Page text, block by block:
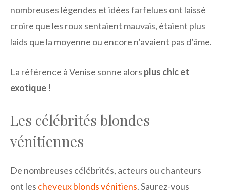
nombreuses légendes et idées farfelues ont laissé
croire que les roux sentaient mauvais, étaient plus
laids que la moyenne ou encore n’avaient pas d’âme.
La référence à Venise sonne alors plus chic et
exotique !
Les célébrités blondes
vénitiennes
De nombreuses célébrités, acteurs ou chanteurs
ont les cheveux blonds vénitiens. Saurez-vous